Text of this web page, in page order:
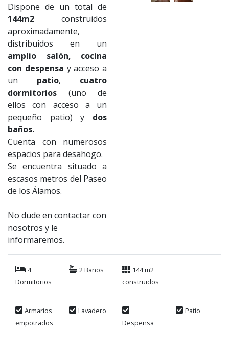
Dispone de un total de
144m2 construidos
aproximadamente,
distribuidos en un
amplio salón, cocina
con despensa y acceso a
un patio, cuatro
dormitorios (uno de
ellos con acceso a un
pequeño patio) y dos
baños.
Cuenta con numerosos
espacios para desahogo.
Se encuentra situado a
escasos metros del Paseo
de los Álamos.
No dude en contactar con
nosotros y le
informaremos.
4
Dormitorios
2 Baños
144 m2
construidos
Armarios
empotrados
Lavadero
Despensa
Patio